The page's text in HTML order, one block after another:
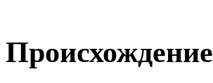
Происхождение